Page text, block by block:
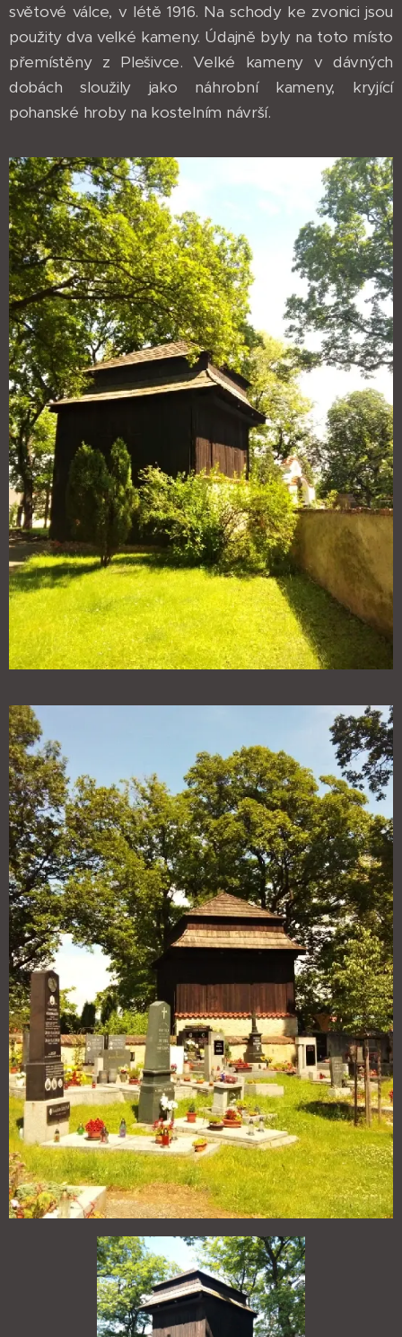
světové válce, v létě 1916. Na schody ke zvonici jsou
použity dva velké kameny. Údajně byly na toto místo
přemístěny z Plešivce. Velké kameny v dávných
dobách sloužily jako náhrobní kameny, kryjící
pohanské hroby na kostelním návrší.